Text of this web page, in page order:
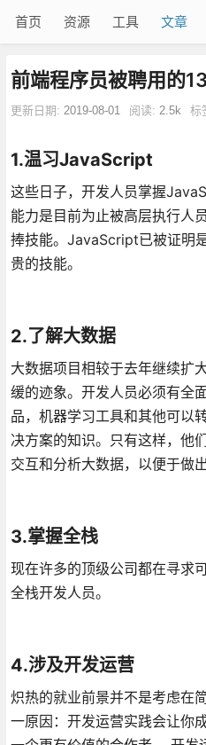
首页 资源 工具 文章
前端程序员被聘用的
更新日期: 2019-08-01 阅读: 2.5k 标
1.温习JavaScript
这些日子，开发人员掌握
能力是目前为止被高层执行人
捧技能。JavaScript已被证明
贵的技能。
2.了解大数据
大数据项目相较于去年继续扩
缓的迹象。开发人员必须有全
品，机器学习工具和其他可以
决方案的知识。只有这样，他
交互和分析大数据，以便于做
3.掌握全栈
现在许多的顶级公司都在寻求
全栈开发人员。
4.涉及开发运营
炽热的就业前景并不是考虑在
一原因：开发运营实践会让你